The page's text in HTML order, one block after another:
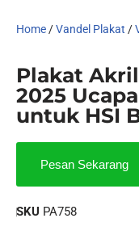
Home/Vandel Plakat /
Plakat
2025
untuk HSI
Pesan Sekarang
SKU PA758